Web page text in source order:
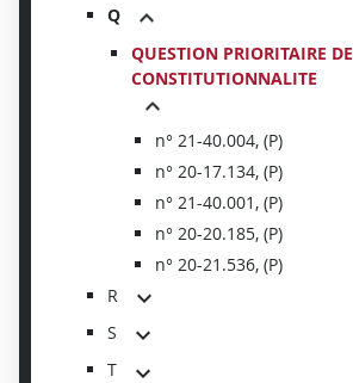
Q
QUESTION PRIORITAIRE DE
CONSTITUTIONNALITE
n° 21-40.004, (P)
n° 20-17.134, (P)
n° 21-40.001, (P)
n° 20-20.185, (P)
n° 20-21.536, (P)
R
S
T